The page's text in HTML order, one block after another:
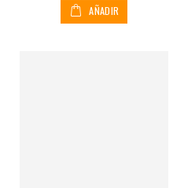
AÑADIR